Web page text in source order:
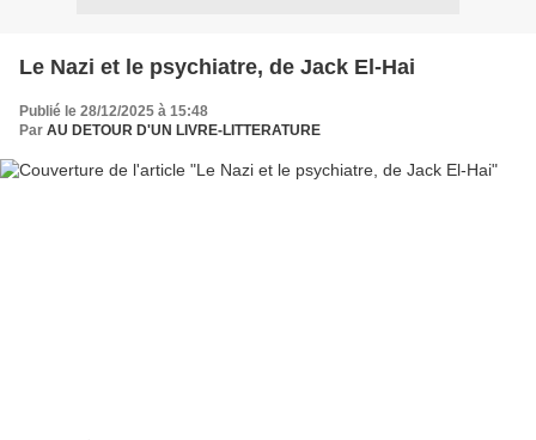
Le Nazi et le psychiatre, de Jack El-Hai
Publié le 28/12/2025 à 15:48
Par AU DETOUR D'UN LIVRE-LITTERATURE